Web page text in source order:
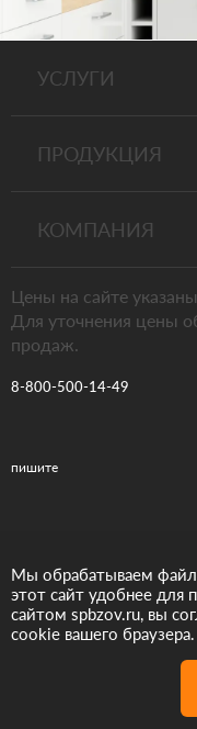
8-800-500-14-49
пишите
Цены на сайте
Для уточнения цены
продаж.
УСЛУГИ
ПРОДУКЦИЯ
КОМПАНИЯ
Мы обрабатываем
этот сайт удобнее для
сайтом spbzov.ru, вы
cookie вашего браузера.